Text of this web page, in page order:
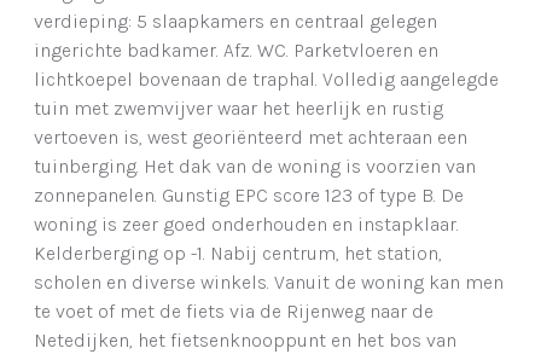
verdieping: 5 slaapkamers en centraal gelegen
ingerichte badkamer. Afz. WC. Parketvloeren en
lichtkoepel bovenaan de traphal. Volledig aangelegde
tuin met zwemvijver waar het heerlijk en rustig
vertoeven is, west georiënteerd met achteraan een
tuinberging. Het dak van de woning is voorzien van
zonnepanelen. Gunstig EPC score 123 of type B. De
woning is zeer goed onderhouden en instapklaar.
Kelderberging op -1. Nabij centrum, het station,
scholen en diverse winkels. Vanuit de woning kan men
te voet of met de fiets via de Rijenweg naar de
Netedijken, het fietsenknooppunt en het bos van